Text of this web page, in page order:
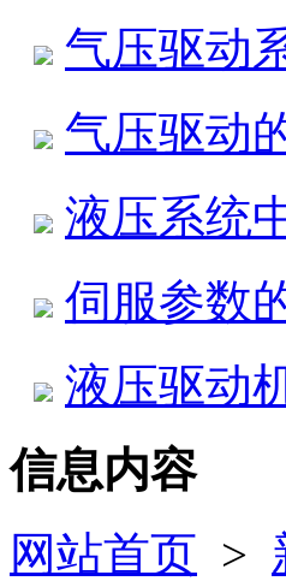
气压驱动
气压驱动
液压系统
伺服参数
液压驱动
信息内容
网站首页 >